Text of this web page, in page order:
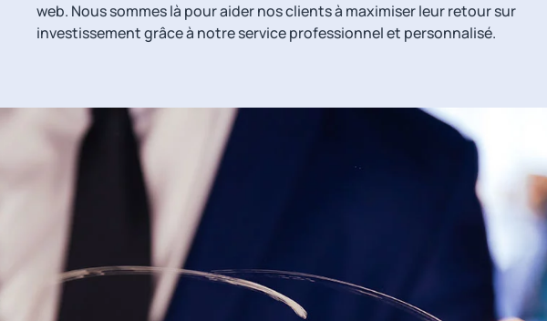
web. Nous sommes là pour aider nos clients à maximiser leur retour sur
investissement grâce à notre service professionnel et personnalisé.